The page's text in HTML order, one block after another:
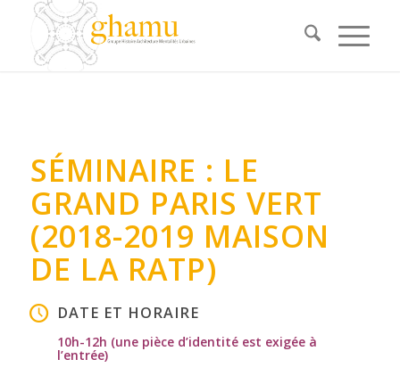
SÉMINAIRE : LE
GRAND PARIS VERT
(2018-2019 MAISON
DE LA RATP)
DATE ET HORAIRE
10h-12h (une pièce d’identité est exigée à
l’entrée)